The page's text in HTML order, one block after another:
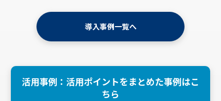
導入事例一覧へ
活用事例：活用ポイントをまとめた事例はこ
ちら